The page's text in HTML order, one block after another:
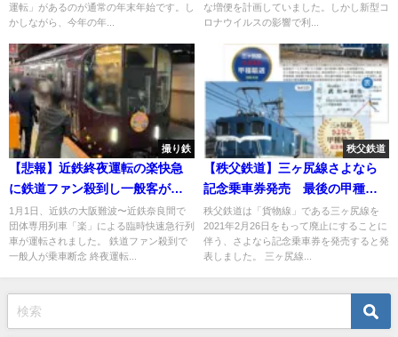
運転」があるのが通常の年末年始です。し
かしながら、今年の年...
な増便を計画していました。しかし新型コ
ロナウイルスの影響で利...
撮り鉄
【悲報】近鉄終夜運転の楽快急
に鉄道ファン殺到し一般客が乗
車断念 積み残し＆途中駅乗車不
可に
1月1日、近鉄の大阪難波〜近鉄奈良間で
団体専用列車「楽」による臨時快速急行列
車が運転されました。 鉄道ファン殺到で
一般人が乗車断念 終夜運転...
秩父鉄道
【秩父鉄道】三ヶ尻線さよなら
記念乗車券発売 最後の甲種輸
送の列車は？
秩父鉄道は「貨物線」である三ヶ尻線を
2021年2月26日をもって廃止にすることに
伴う、さよなら記念乗車券を発売すると発
表しました。 三ヶ尻線...